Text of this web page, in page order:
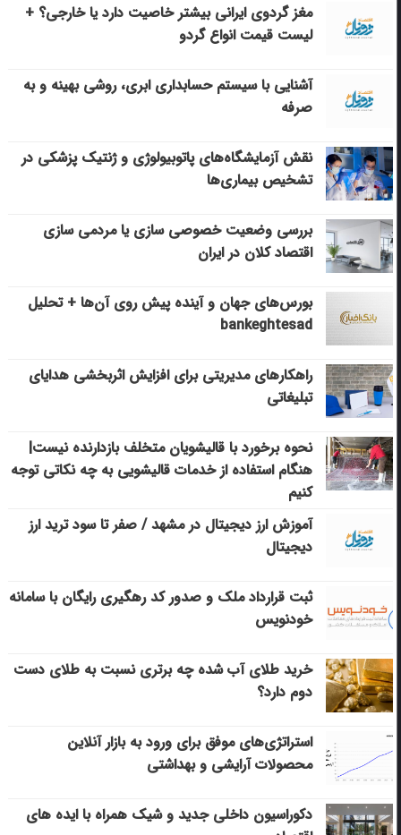
مغز گردوی ایرانی بیشتر خاصیت دارد یا خارجی؟ +
لیست قیمت انواع گردو
آشنایی با سیستم حسابداری ابری، روشی بهینه و به
صرفه
نقش آزمایشگاه‌های پاتوبیولوژی و ژنتیک پزشکی در
تشخیص بیماری‌ها
بررسی وضعیت خصوصی سازی یا مردمی سازی
اقتصاد کلان در ایران
بورس‌های جهان و آینده پیش روی آن‌ها + تحلیل
bankeghtesad
راهکارهای مدیریتی برای افزایش اثربخشی هدایای
تبلیغاتی
نحوه برخورد با قالیشویان متخلف بازدارنده نیست|
هنگام استفاده از خدمات قالیشویی به چه نکاتی توجه
کنیم
آموزش ارز دیجیتال در مشهد / صفر تا سود ترید ارز
دیجیتال
ثبت قرارداد ملک و صدور کد رهگیری رایگان با سامانه
خودنویس
خرید طلای آب شده چه برتری نسبت به طلای دست
دوم دارد؟
استراتژی‌های موفق برای ورود به بازار آنلاین
محصولات آرایشی و بهداشتی
دکوراسیون داخلی جدید و شیک همراه با ایده های